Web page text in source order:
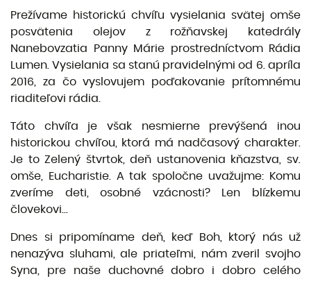
Prežívame historickú chvíľu vysielania svätej omše
posvätenia olejov z rožňavskej katedrály
Nanebovzatia Panny Márie prostredníctvom Rádia
Lumen. Vysielania sa stanú pravidelnými od 6. apríla
2016, za čo vyslovujem poďakovanie prítomnému
riaditeľovi rádia.
Táto chvíľa je však nesmierne prevýšená inou
historickou chvíľou, ktorá má nadčasový charakter.
Je to Zelený štvrtok, deň ustanovenia kňazstva, sv.
omše, Eucharistie. A tak spoločne uvažujme: Komu
zveríme deti, osobné vzácnosti? Len blízkemu
človekovi...
Dnes si pripomíname deň, keď Boh, ktorý nás už
nenazýva sluhami, ale priateľmi, nám zveril svojho
Syna, pre naše duchovné dobro i dobro celého